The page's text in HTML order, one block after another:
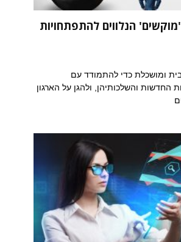
הנלווים להתפתחויות
ומושכלת כדי להתמודד עם
החדשות והשלכותיהן, ולהגן על הארגון